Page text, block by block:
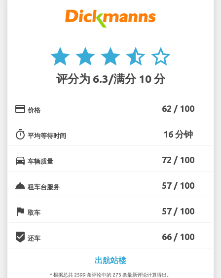
star star star star_half star_border
评分为 6.3/满分 10 分
credit_card 价格 62 / 100
timer 平均等待时间 16 分钟
directions_car 车辆质量 72 / 100
room_service 租车台服务 57 / 100
flag 取车 57 / 100
beenhere 还车 66 / 100
出航站楼
* 根据总共 2599 条评论中的 275 条最新评论计算得出。